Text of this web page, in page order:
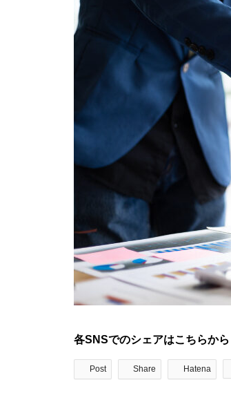
各SNSでのシェアはこちらから
Post Share Hatena